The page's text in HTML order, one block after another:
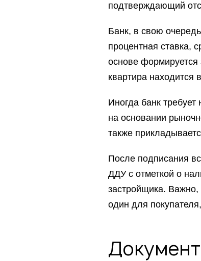
подтверждающий
Банк, в свою
процентная ставка,
основе
квартира находится
Иногда банк
на основании
также
После подписания
ДДУ с отметкой о
застройщика.
один для